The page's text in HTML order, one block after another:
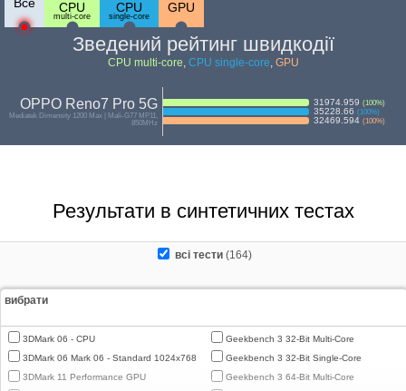
CPU
multi-core
CPU
single-core
GPU
Зведений рейтинг швидкодії
CPU multi-core, CPU single-core, GPU
OPPO Reno7 Pro 5G
Mediatek Dimensity 1200 Max | Mali-G77 MP11,
850MHz
31974.959 (100%)
35228.66 (100%)
32469.594 (100%)
Результати в синтетичних тестах
всі тести (164)
вибрати
3DMark 06 - CPU
3DMark 06 Mark 06 - Standard 1024x768
3DMark 11 Performance GPU
Geekbench 3 32-Bit Multi-Core
Geekbench 3 32-Bit Single-Core
Geekbench 3 64-Bit Multi-Core